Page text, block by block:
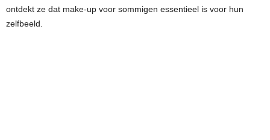
ontdekt ze dat make-up voor sommigen essentieel is voor hun
zelfbeeld.